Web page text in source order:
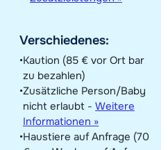
Verschiedenes:
Kaution (85 € vor Ort bar
zu bezahlen)
Zusätzliche Person/Baby
nicht erlaubt - Weitere
Informationen »
Haustiere auf Anfrage (70